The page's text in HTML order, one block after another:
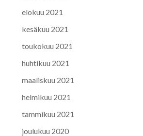
elokuu 2021
kesäkuu 2021
toukokuu 2021
huhtikuu 2021
maaliskuu 2021
helmikuu 2021
tammikuu 2021
joulukuu 2020